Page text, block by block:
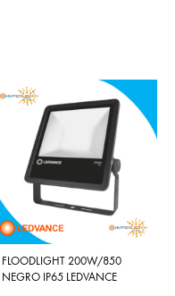
FLOODLIGHT 200W/850
NEGRO IP65 LEDVANCE